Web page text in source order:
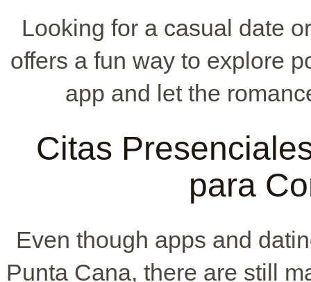
Looking for a casual date
offers a fun way to explore
app and let the
Citas
para
Even though apps and
Punta Cana, there are still